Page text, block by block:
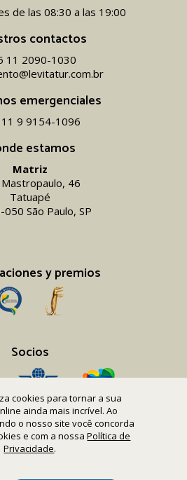
cookies para tornar a sua
ainda mais incrível. Ao
o nosso site você concorda
e com a nossaPolítica de
Privacidade.
estamos
Matriz
Mastropaulo, 46
Tatuapé
São Paulo, SP
y premios
Socios
de las 08:30 a las 19:00
contactos
11 2090-1030
emergenciales
9 9154-1096‬
Viagens e Turismo Ltda.
08.867.977/0001-12